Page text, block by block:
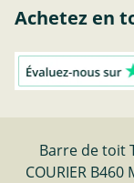
Achetez en
Barre de toit
COURIER